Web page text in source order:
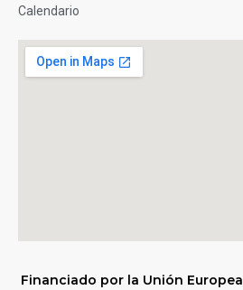
Calendario
Financiado por la Unión